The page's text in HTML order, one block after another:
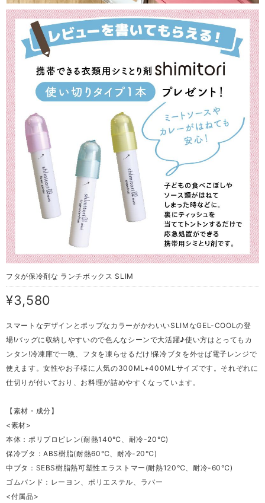
フタが保冷剤な ランチボックス SLIM
¥3,580
スマートなデザインとポップなカラーがかわいいSLIMなGEL-COOLの登
場!バッグに収納しやすいので色んなシーンで大活躍♪使い方はとってもカ
ンタン!冷凍庫で一晩、フタを凍らせるだけ!保冷ブタを外せば電子レンジで
使えます。女性やお子様に人気の300ML+400MLサイズです。それぞれに
仕切りが付いており、お料理が詰めやすくなっています。
【素材・成分】
<素材>
本体：ポリプロピレン(耐熱140℃、耐冷-20℃)
保冷ブタ：ABS樹脂(耐熱60℃、耐冷-20℃)
中ブタ：SEBS樹脂熱可塑性エラストマー(耐熱120℃、耐冷-60℃)
ゴムバンド：レーヨン、ポリエステル、ラバー
<付属品>